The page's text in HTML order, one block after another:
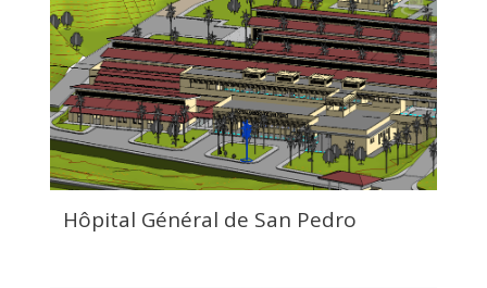
Hôpital Général de San Pedro